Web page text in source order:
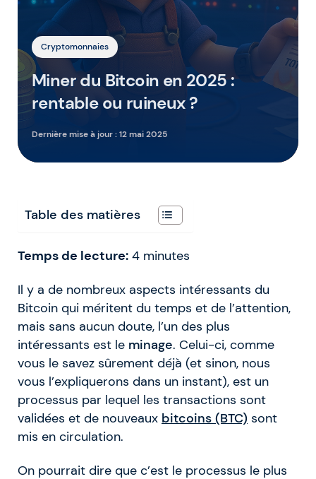
Cryptomonnaies
Miner du Bitcoin en 2025 :
rentable ou ruineux ?
Dernière mise à jour :12 mai 2025
Table des matières
Temps de lecture: 4 minutes
Il y a de nombreux aspects intéressants du
Bitcoin qui méritent du temps et de l’attention,
mais sans aucun doute, l’un des plus
intéressants est le minage. Celui-ci, comme
vous le savez sûrement déjà (et sinon, nous
vous l’expliquerons dans un instant), est un
processus par lequel les transactions sont
validées et de nouveaux bitcoins (BTC) sont
mis en circulation.
On pourrait dire que c’est le processus le plus